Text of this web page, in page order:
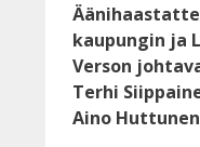
kaupungin ja
Verson
Terhi
Aino